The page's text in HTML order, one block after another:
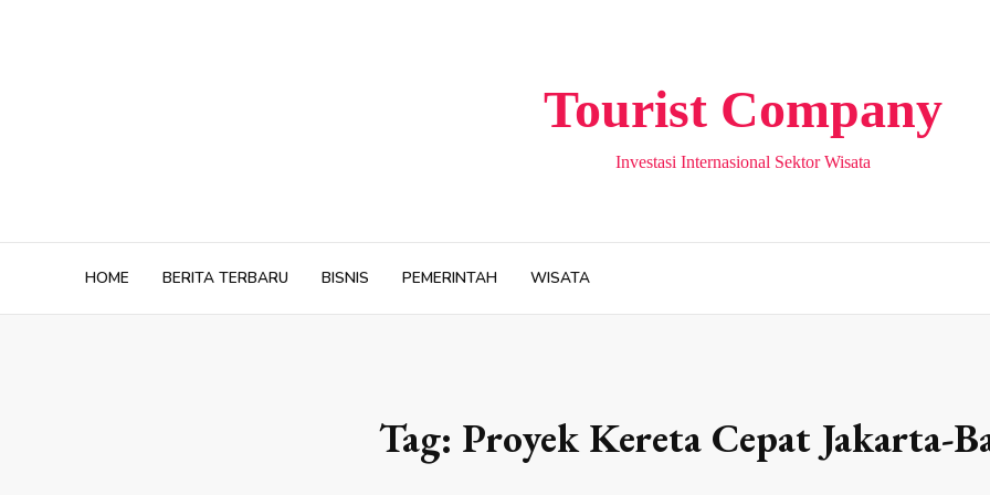
Tourist Company
Investasi Internasional Sektor Wisata
HOME BERITA TERBARU BISNIS PEMERINTAH WISATA
Tag: Proyek Kereta Cepat Jakarta-